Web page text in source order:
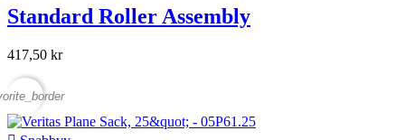
Standard Roller Assembly
417,50 kr